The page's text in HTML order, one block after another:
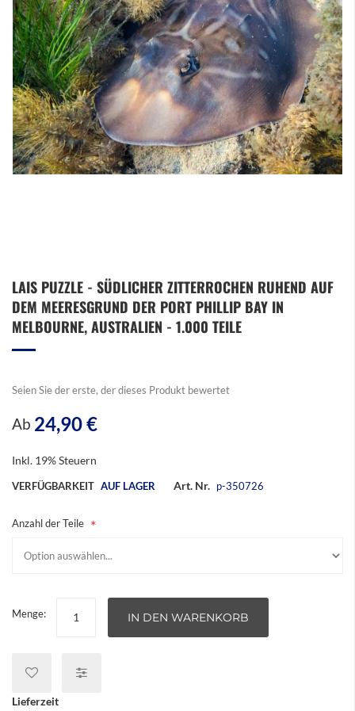
Anfang
der
Bildergalerie
LAIS PUZZLE - SÜDLICHER ZITTERROCHEN RUHEND AUF
DEM MEERESGRUND DER PORT PHILLIP BAY IN
MELBOURNE, AUSTRALIEN - 1.000 TEILE
Seien Sie der erste, der dieses Produkt bewertet
Ab 24,90 €
Inkl. 19% Steuern
VERFÜGBARKEIT AUF LAGER Art. Nr. p-350726
Anzahl der Teile
Menge: IN DEN WARENKORB
Lieferzeit